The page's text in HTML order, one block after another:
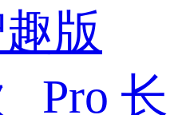
版
Pro 长